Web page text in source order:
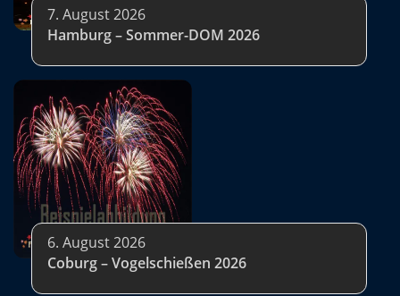
7. August 2026
Hamburg – Sommer-DOM 2026
6. August 2026
Coburg – Vogelschießen 2026